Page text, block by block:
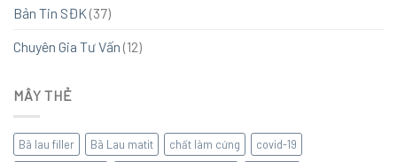
Bản Tin SĐK (37)
Chuyên Gia Tư Vấn (12)
MÂY THẺ
Bã lau filler Bã Lau matit chất làm cứng
covid-19